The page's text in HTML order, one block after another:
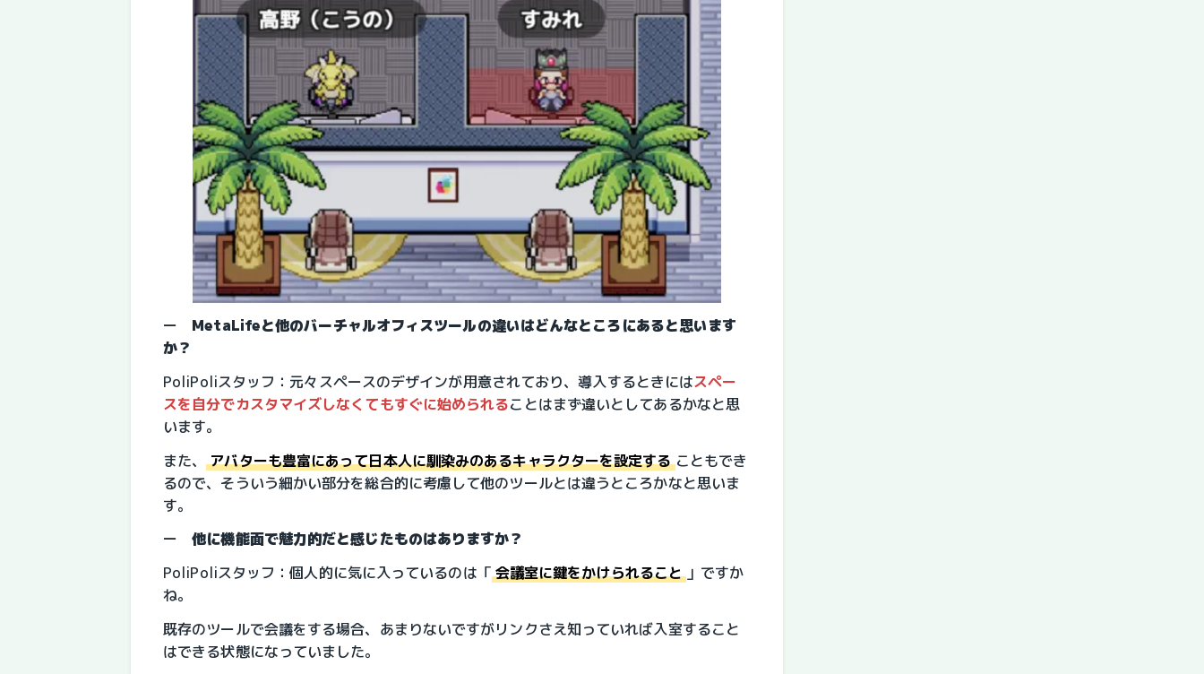
ー MetaLifeと他のバーチャルオフィスツールの違いはどんなところにあると思います
か？
PoliPoliスタッフ：元々スペースのデザインが用意されており、導入するときにはスペー
スを自分でカスタマイズしなくてもすぐに始められることはまず違いとしてあるかなと思
います。
また、アバターも豊富にあって日本人に馴染みのあるキャラクターを設定することもでき
るので、そういう細かい部分を総合的に考慮して他のツールとは違うところかなと思いま
す。
ー 他に機能面で魅力的だと感じたものはありますか？
PoliPoliスタッフ：個人的に気に入っているのは「 会議室に鍵をかけられること 」ですか
ね。
既存のツールで会議をする場合、あまりないですがリンクさえ知っていれば入室すること
はできる状態になっていました。